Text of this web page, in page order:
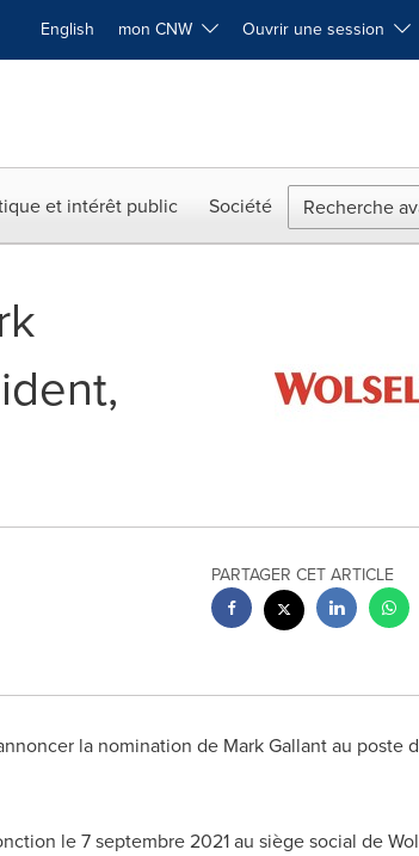
English mon CNW Ouvrir une session
et intérêt public Société Recherche
PARTAGER CET ARTICLE
la nomination de Mark Gallant au poste
le 7 septembre 2021 au siège social de